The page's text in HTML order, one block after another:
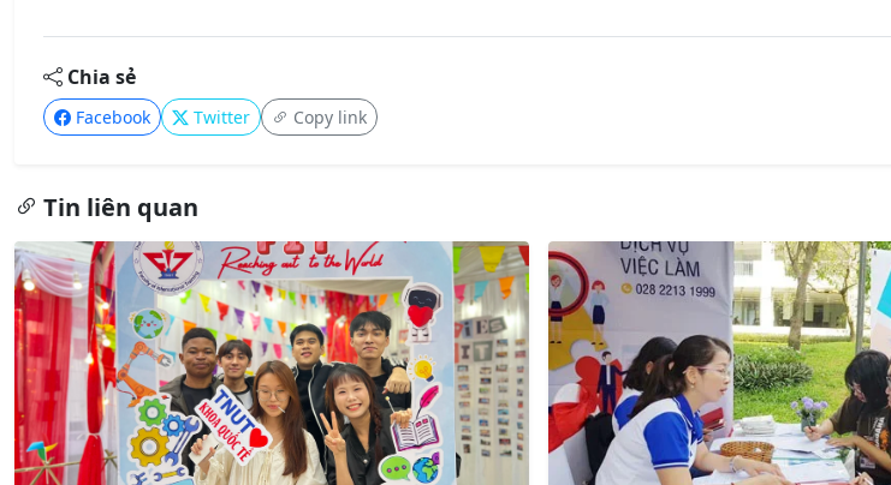
Chia sẻ
Facebook Twitter Copy link
Tin liên quan